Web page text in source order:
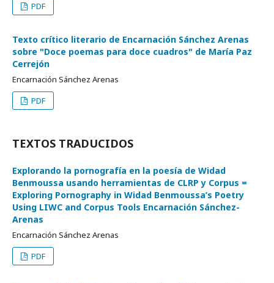
PDF
Texto crítico literario de Encarnación Sánchez Arenas
sobre "Doce poemas para doce cuadros" de María Paz
Cerrejón
Encarnación Sánchez Arenas
PDF
TEXTOS TRADUCIDOS
Explorando la pornografía en la poesía de Widad
Benmoussa usando herramientas de CLRP y Corpus =
Exploring Pornography in Widad Benmoussa’s Poetry
Using LIWC and Corpus Tools Encarnación Sánchez-
Arenas
Encarnación Sánchez Arenas
PDF